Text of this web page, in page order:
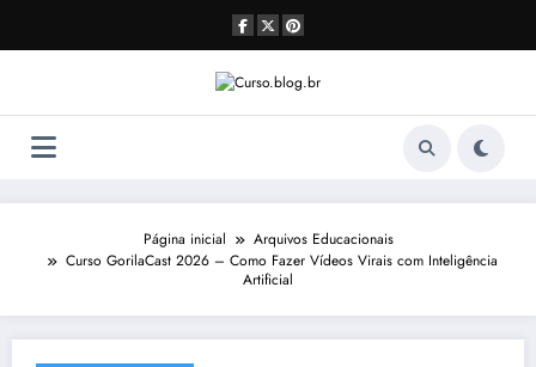
o
Página inicial
Arquivos Educacionais
Curso GorilaCast 2026 – Como Fazer Vídeos Virais com Inteligência
Artificial